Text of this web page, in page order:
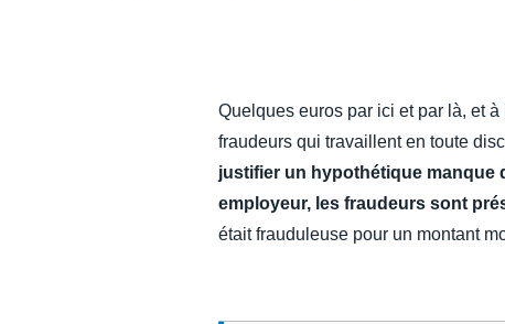
FRAUDE ET CONFORMITÉ
L’EXPÉRIENCE EMPLOYÉ
Quelques euros par ici et par là, et
fraudeurs qui travaillent en toute
justifier un hypothétique manque
employeur, les fraudeurs sont
était frauduleuse pour un montant